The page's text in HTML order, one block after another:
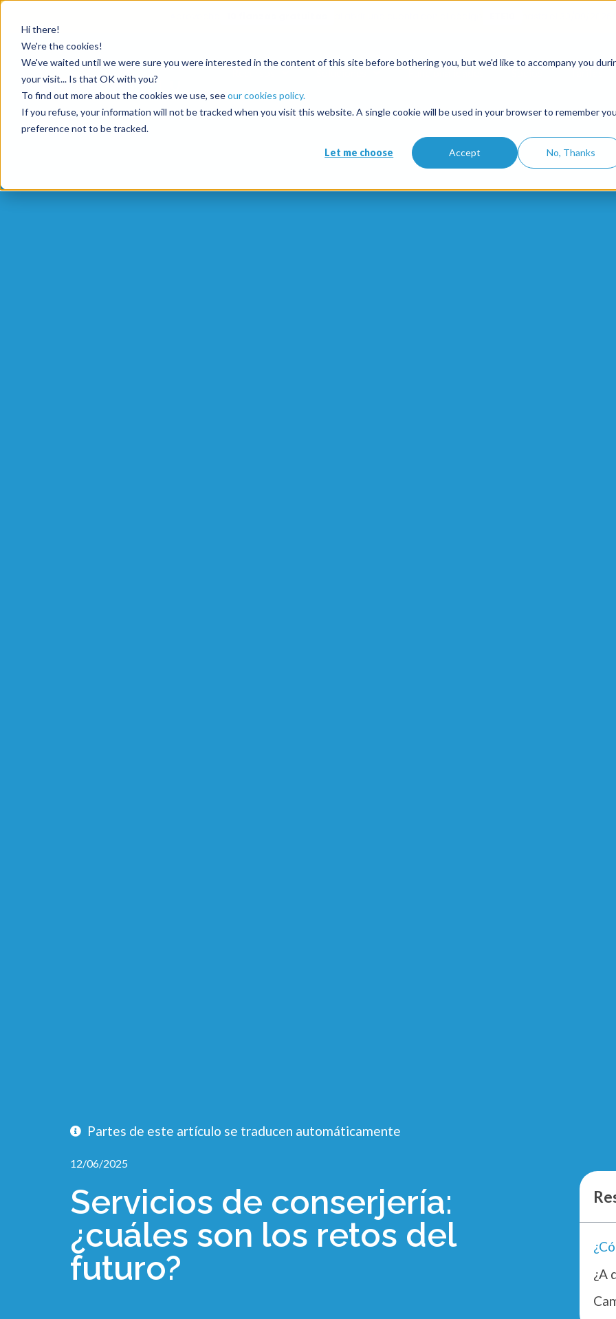
Hi there!
We're the cookies!
We've waited until we were sure you were interested in the content of this site before bothering you, but we'd like to accompany you
your visit... Is that OK with you?
To find out more about the cookies we use, seeour cookies policy.
If you refuse, your information will not be tracked when you visit this website. A single cookie will be used in your browser to remember
preference not to be tracked.
Let me choose Accept No, Thanks
Partes de este artículo se traducen automáticamente
12/06/2025
Servicios de conserjería:
¿cuáles son los retos del
futuro?